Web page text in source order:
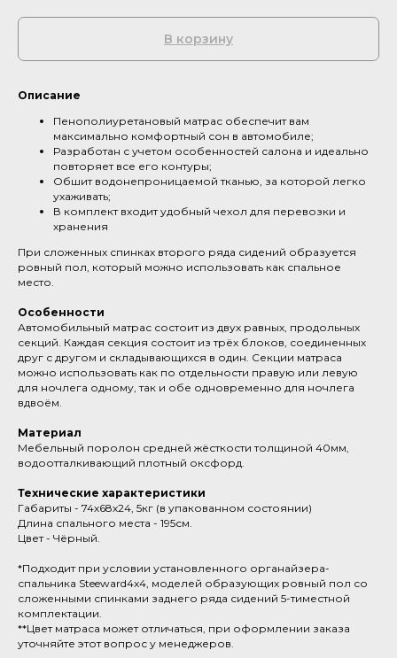
В корзину
Описание
Пенополиуретановый матрас обеспечит вам
максимально комфортный сон в автомобиле;
Разработан с учетом особенностей салона и идеально
повторяет все его контуры;
Обшит водонепроницаемой тканью, за которой легко
ухаживать;
В комплект входит удобный чехол для перевозки и
хранения
При сложенных спинках второго ряда сидений образуется
ровный пол, который можно использовать как спальное
место.
Особенности
Автомобильный матрас состоит из двух равных, продольных
секций. Каждая секция состоит из трёх блоков, соединенных
друг с другом и складывающихся в один. Секции матраса
можно использовать как по отдельности правую или левую
для ночлега одному, так и обе одновременно для ночлега
вдвоём.
Материал
Мебельный поролон средней жёсткости толщиной 40мм,
водоотталкивающий плотный оксфорд.
Технические характеристики
Габариты - 74х68х24, 5кг (в упакованном состоянии)
Длина спального места - 195см.
Цвет - Чёрный.
*Подходит при условии установленного органайзера-
спальника Steeward4x4, моделей образующих ровный пол со
сложенными спинками заднего ряда сидений 5-тиместной
комплектации.
**Цвет матраса может отличаться, при оформлении заказа
уточняйте этот вопрос у менеджеров.